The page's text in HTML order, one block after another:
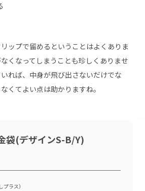
ップで留めるということはよくありま
くなってしまうことも珍しくありませ
れば、中身が飛び出さないだけでな
くてよい点は助かりますね。
袋(デザインS-B/Y)
プラス）